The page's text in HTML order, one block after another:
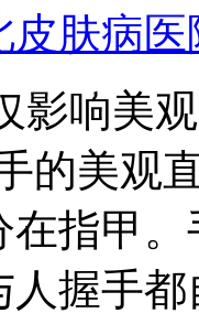
皮肤病医
美观
的美观
在指甲
人握手